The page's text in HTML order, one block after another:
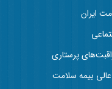
ایران
پرستاری
بیمه سلامت